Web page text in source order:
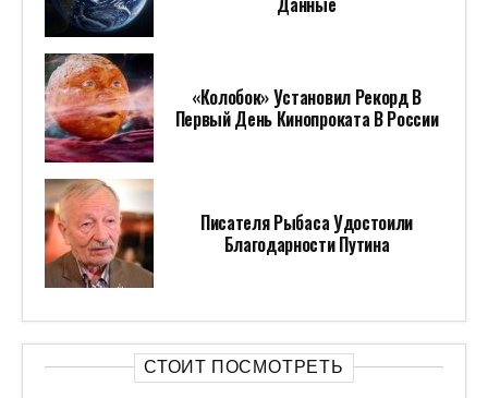
«Колобок» Установил Рекорд В
Первый День Кинопроката В России
Писателя Рыбаса Удостоили
Благодарности Путина
СТОИТ ПОСМОТРЕТЬ